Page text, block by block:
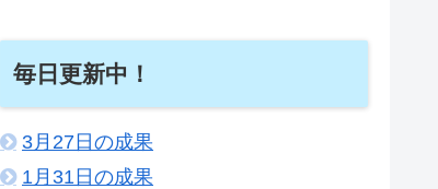
毎日更新中！
3月27日の成果
1月31日の成果